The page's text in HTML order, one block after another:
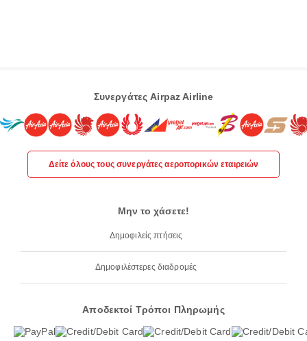
Συνεργάτες Airpaz Airline
Δείτε όλους τους συνεργάτες αεροπορικών εταιρειών
Μην το χάσετε!
Δημοφιλείς πτήσεις
Δημοφιλέστερες διαδρομές
Αποδεκτοί Τρόποι Πληρωμής